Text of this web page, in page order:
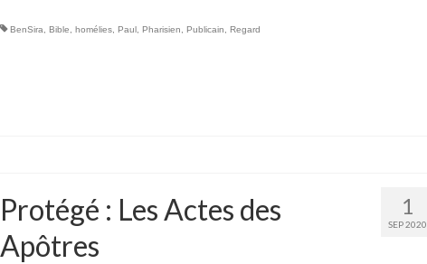
BenSira Bible homélies, Paul, Pharisien Publicain Regard
1
SEP 2020
Protégé : Les Actes des
Apôtres